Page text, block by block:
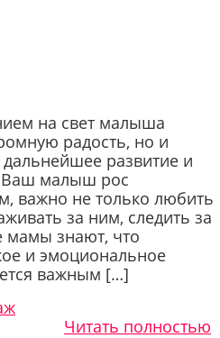
на свет малыша
радость, но и
дальнейшее развитие и
малыш рос
важно не только любить
за ним, следить за
мамы знают, что
и эмоциональное
важным […]
Читать полностью